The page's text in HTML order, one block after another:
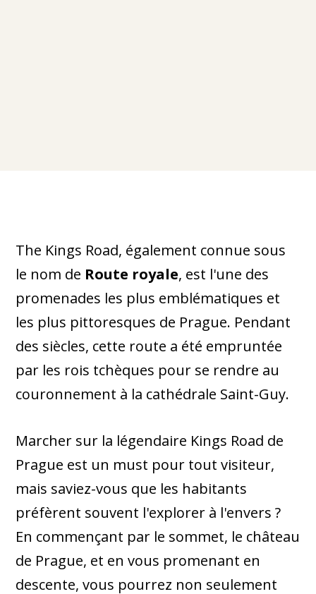
The Kings Road, également connue sous
le nom de Route royale, est l'une des
promenades les plus emblématiques et
les plus pittoresques de Prague. Pendant
des siècles, cette route a été empruntée
par les rois tchèques pour se rendre au
couronnement à la cathédrale Saint-Guy.
Marcher sur la légendaire Kings Road de
Prague est un must pour tout visiteur,
mais saviez-vous que les habitants
préfèrent souvent l'explorer à l'envers ?
En commençant par le sommet, le château
de Prague, et en vous promenant en
descente, vous pourrez non seulement